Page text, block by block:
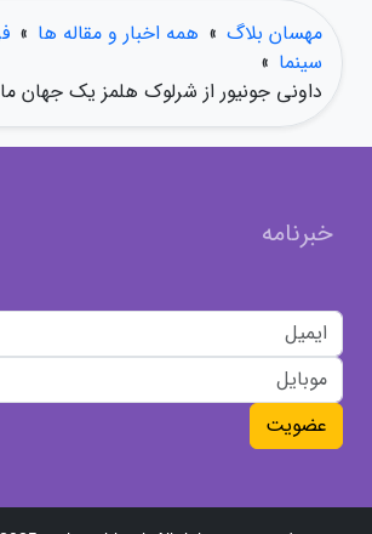
مهسان بلاگ » همه اخبار و مقاله ها »
سینما »
داونی جونیور از شرلوک هلمز یک جهان
خبرنامه
عضویت